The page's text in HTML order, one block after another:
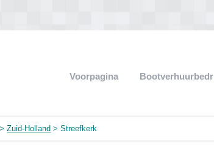
Voorpagina
Zuid-Holland > Streefkerk